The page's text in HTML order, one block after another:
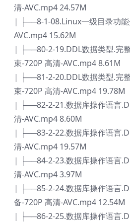
清-AVC.mp4 24.57M
| ├──8-1-08.Linux一级目录功
AVC.mp4 15.62M
| ├──80-2-19.DDL数据类型.完
束-720P 高清-AVC.mp4 8.61M
| ├──81-2-20.DDL数据类型.完
束-720P 高清-AVC.mp4 19.78M
| ├──82-2-21.数据库操作语言
清-AVC.mp4 8.60M
| ├──83-2-22.数据库操作语言
清-AVC.mp4 19.57M
| ├──84-2-23.数据库操作语言
清-AVC.mp4 3.97M
| ├──85-2-24.数据库操作语言
备-720P 高清-AVC.mp4 12.54M
| ├──86-2-25.数据库操作语言